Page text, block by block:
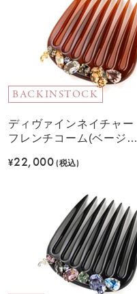
BACKINSTOCK
ディヴァインネイチャー
フレンチコーム(ベージュ
¥22,000(税込)